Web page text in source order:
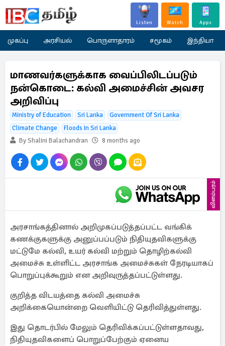
Listen Watch Apps
முகப்பு அரசியல் பொருளாதாரம் சமூகம் இந்தியா
மாணவர்களுக்காக வைப்பிலிடப்படும்
நன்கொடை: கல்வி அமைச்சின் அவசர
அறிவிப்பு
Ministry of Education Sri Lanka
Government Of Sri Lanka
Climate Change
Floods In Sri Lanka
By Shalini Balachandran
8 months ago
விளம்பரம்
அரசாங்கத்தினால் அறிமுகப்படுத்தப்பட்ட வங்கிக்
கணக்குகளுக்கு அனுப்பப்படும் நிதியுதவிகளுக்கு
மட்டுமே கல்வி, உயர் கல்வி மற்றும் தொழிற்கல்வி
அமைச்சு உள்ளிட்ட அரசாங்க அமைச்சுகள் நேரடியாகப்
பொறுப்புக்கூறும் என அறிவுருத்தப்பட்டுள்ளது.
குறித்த விடயத்தை கல்வி அமைச்சு
அறிக்கையொன்றை வெளியிட்டு தெரிவித்துள்ளது.
இது தொடர்பில் மேலும் தெரிவிக்கப்பட்டுள்ளதாவது,
நிதியுதவிகளைப் பொறுப்பேற்கும் ஏனைய